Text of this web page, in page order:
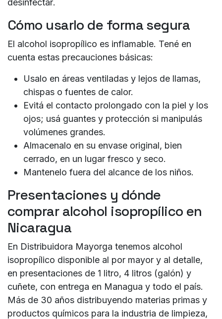
desinfectar.
Cómo usarlo de forma segura
El alcohol isopropílico es inflamable. Tené en
cuenta estas precauciones básicas:
Usalo en áreas ventiladas y lejos de llamas,
chispas o fuentes de calor.
Evitá el contacto prolongado con la piel y los
ojos; usá guantes y protección si manipulás
volúmenes grandes.
Almacenalo en su envase original, bien
cerrado, en un lugar fresco y seco.
Mantenelo fuera del alcance de los niños.
Presentaciones y dónde
comprar alcohol isopropílico en
Nicaragua
En Distribuidora Mayorga tenemos alcohol
isopropílico disponible al por mayor y al detalle,
en presentaciones de 1 litro, 4 litros (galón) y
cuñete, con entrega en Managua y todo el país.
Más de 30 años distribuyendo materias primas y
productos químicos para la industria de limpieza,